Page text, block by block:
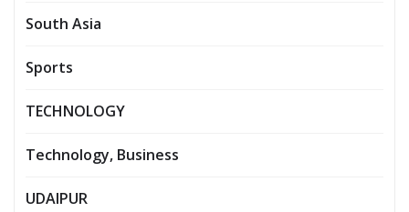
South Asia
Sports
TECHNOLOGY
Technology, Business
UDAIPUR